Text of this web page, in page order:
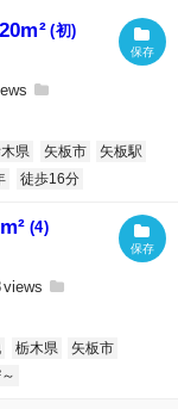
(初)
県 矢板市
矢板駅
徒歩16分
(4)
栃木県
矢板市